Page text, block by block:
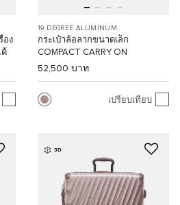
อง
ด้
19 DEGREE ALUMINUM
กระเป๋าล้อลากขนาดเล็ก
COMPACT CARRY ON
52,500 บาท
เปรียบเทียบ
3D